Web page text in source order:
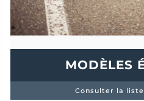
MODÈLES
Consulter la